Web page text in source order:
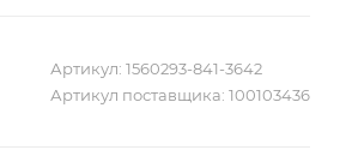
Артикул: 1560293-841-3642
Артикул поставщика: 100103436